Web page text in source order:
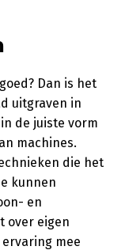
Dan is het
uitgraven in
de juiste vorm
machines.
die het
kunnen
en
over eigen
mee